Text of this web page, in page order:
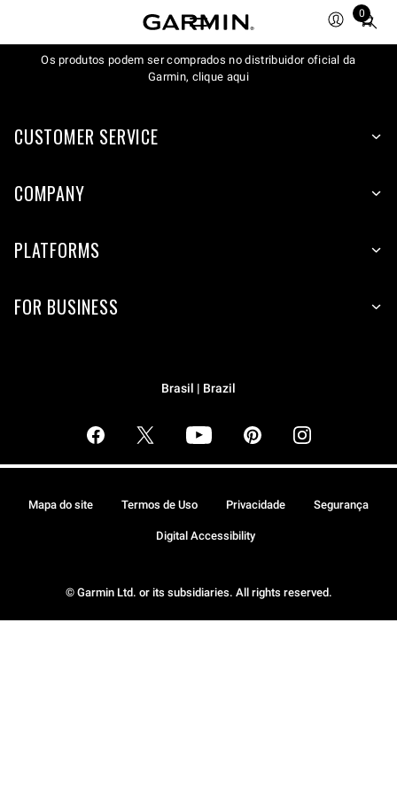
0
Total
items
in
Os produtos podem ser comprados no distribuidor oficial da
Garmin, clique aqui
CUSTOMER SERVICE
COMPANY
PLATFORMS
FOR BUSINESS
Brasil | Brazil
© Garmin Ltd. or its subsidiaries. All rights reserved.
Mapa do site Termos de Uso Privacidade Segurança
Digital Accessibility